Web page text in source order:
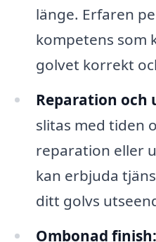
länge. Erfaren
kompetens som
golvet korrekt
Reparation och
slitas med tiden
reparation eller
kan erbjuda
ditt golvs
Ombonad finish: